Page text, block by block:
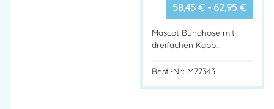
58,45 €- 62,95 €
Mascot Bundhose mit
dreifachen Kapp…
Best.-Nr.: M77343